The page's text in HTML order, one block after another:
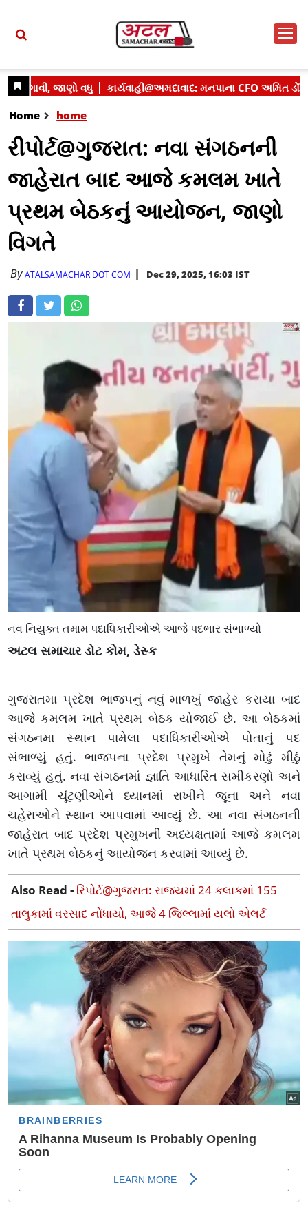
Home home
રીપોર્ટ@ગુજરાત: નવા સંગઠનની
જાહેરાત બાદ આજે કમલમ ખાતે
પ્રથમ બેઠકનું આયોજન, જાણો
વિગતે
ByATALSAMACHAR DOT COM Dec 29, 2025, 16:03 IST
નવ નિયુક્ત તમામ પદાધિકારીઓએ આજે પદભાર સંભાળ્યો
અટલ સમાચાર ડોટ કોમ, ડેસ્ક
ગુજરાતમા પ્રદેશ ભાજપનું નવું માળખું જાહેર કરાયા બાદ
આજે કમલમ ખાતે પ્રથમ બેઠક યોજાઈ છે. આ બેઠકમાં
સંગઠનમા સ્થાન પામેલા પદાધિકારીઓએ પોતાનું પદ
સંભાળ્યું હતું. ભાજપના પ્રદેશ પ્રમુખે તેમનું મોઢું મીઠું
કરાવ્યું હતું. નવા સંગઠનમાં જ્ઞાતિ આધારિત સમીકરણો અને
આગામી ચૂંટણીઓને ધ્યાનમાં રાખીને જૂના અને નવા
ચહેરાઓને સ્થાન આપવામાં આવ્યું છે. આ નવા સંગઠનની
જાહેરાત બાદ પ્રદેશ પ્રમુખની અધ્યક્ષતામાં આજે કમલમ
ખાતે પ્રથમ બેઠકનું આયોજન કરવામાં આવ્યું છે.
Also Read - રિપોર્ટ@ગુજરાત: રાજ્યમાં 24 કલાકમાં 155
તાલુકામાં વરસાદ નોંધાયો, આજે 4 જિલ્લામાં યલો એલર્ટ